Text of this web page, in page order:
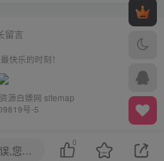
留言
快乐的时刻！
资源白嫖网 sitemap
号-5
单纯评论【数字】会提示错误,您需要评论【中文+数字】或【中文】
0